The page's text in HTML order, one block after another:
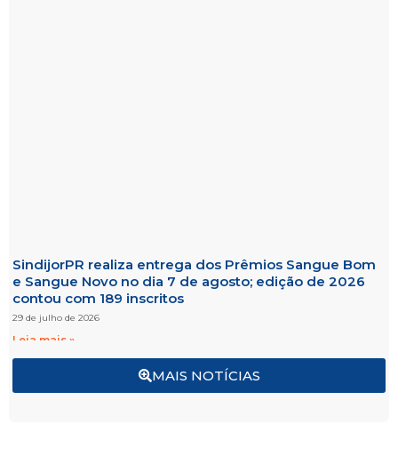
MAIS NOTÍCIAS
SindijorPR realiza entrega dos Prêmios Sangue Bom
e Sangue Novo no dia 7 de agosto; edição de 2026
contou com 189 inscritos
29 de julho de 2026
Leia mais »